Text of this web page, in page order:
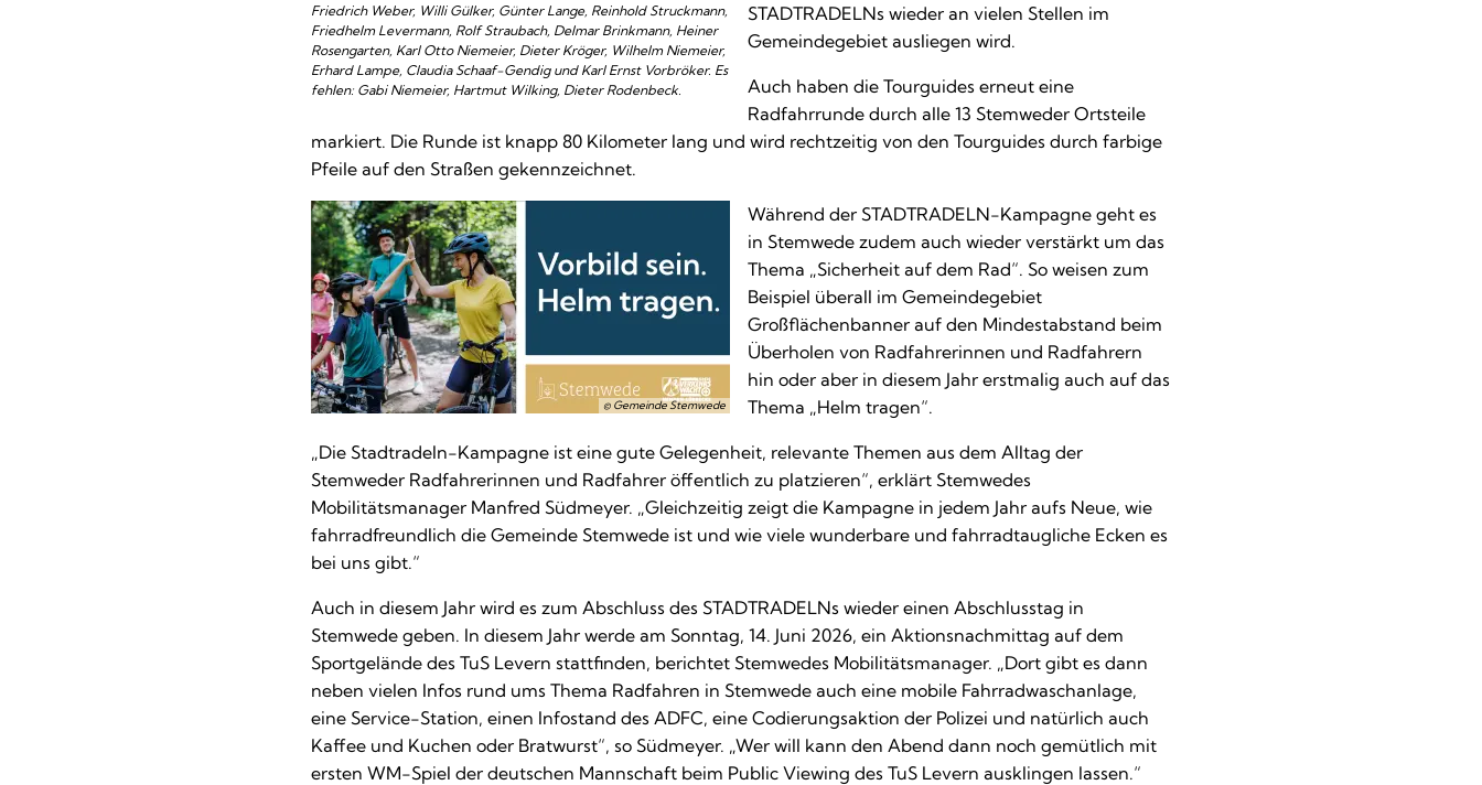
Friedrich Weber, Willi Gülker, Günter Lange, Reinhold Struckmann,
Friedhelm Levermann, Rolf Straubach, Delmar Brinkmann, Heiner
Rosengarten, Karl Otto Niemeier, Dieter Kröger, Wilhelm Niemeier,
Erhard Lampe, Claudia Schaaf-Gendig und Karl Ernst Vorbröker. Es
fehlen: Gabi Niemeier, Hartmut Wilking, Dieter Rodenbeck.
STADTRADELNs wieder an vielen Stellen im
Gemeindegebiet ausliegen wird.
Auch haben die Tourguides erneut eine
Radfahrrunde durch alle 13 Stemweder Ortsteile
markiert. Die Runde ist knapp 80 Kilometer lang und wird rechtzeitig von den Tourguides durch farbige
Pfeile auf den Straßen gekennzeichnet.
© Gemeinde Stemwede
Während der STADTRADELN-Kampagne geht es
in Stemwede zudem auch wieder verstärkt um das
Thema „Sicherheit auf dem Rad“. So weisen zum
Beispiel überall im Gemeindegebiet
Großflächenbanner auf den Mindestabstand beim
Überholen von Radfahrerinnen und Radfahrern
hin oder aber in diesem Jahr erstmalig auch auf das
Thema „Helm tragen“.
„Die Stadtradeln-Kampagne ist eine gute Gelegenheit, relevante Themen aus dem Alltag der
Stemweder Radfahrerinnen und Radfahrer öffentlich zu platzieren“, erklärt Stemwedes
Mobilitätsmanager Manfred Südmeyer. „Gleichzeitig zeigt die Kampagne in jedem Jahr aufs Neue, wie
fahrradfreundlich die Gemeinde Stemwede ist und wie viele wunderbare und fahrradtaugliche Ecken es
bei uns gibt.“
Auch in diesem Jahr wird es zum Abschluss des STADTRADELNs wieder einen Abschlusstag in
Stemwede geben. In diesem Jahr werde am Sonntag, 14. Juni 2026, ein Aktionsnachmittag auf dem
Sportgelände des TuS Levern stattfinden, berichtet Stemwedes Mobilitätsmanager. „Dort gibt es dann
neben vielen Infos rund ums Thema Radfahren in Stemwede auch eine mobile Fahrradwaschanlage,
eine Service-Station, einen Infostand des ADFC, eine Codierungsaktion der Polizei und natürlich auch
Kaffee und Kuchen oder Bratwurst“, so Südmeyer. „Wer will kann den Abend dann noch gemütlich mit
ersten WM-Spiel der deutschen Mannschaft beim Public Viewing des TuS Levern ausklingen lassen.“